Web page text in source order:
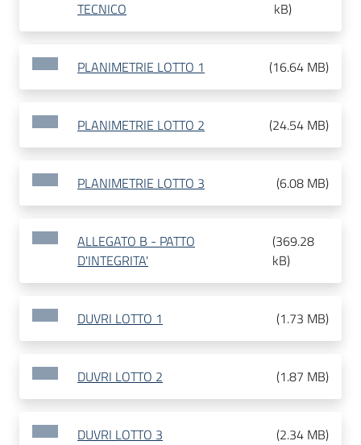
TECNICO kB)
PLANIMETRIE LOTTO 1 (16.64 MB)
PLANIMETRIE LOTTO 2 (24.54 MB)
PLANIMETRIE LOTTO 3 (6.08 MB)
ALLEGATO B - PATTO
D'INTEGRITA'
(369.28
kB)
DUVRI LOTTO 1 (1.73 MB)
DUVRI LOTTO 2 (1.87 MB)
DUVRI LOTTO 3 (2.34 MB)